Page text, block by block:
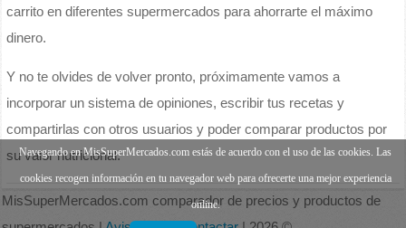
carrito en diferentes supermercados para ahorrarte el máximo
dinero.
Y no te olvides de volver pronto, próximamente vamos a
incorporar un sistema de opiniones, escribir tus recetas y
compartirlas con otros usuarios y poder comparar productos por
su valor nutricional.
MisSuperMercados.com comparador de precios y productos de
Navegando en MisSuperMercados.com estás de acuerdo con el uso de las cookies. Las
cookies recogen información en tu navegador web para ofrecerte una mejor experiencia
online.